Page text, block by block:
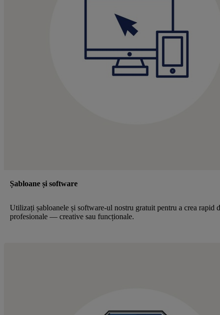
Șabloane și software
Utilizați șabloanele și software-ul nostru gratuit pentru a crea rapid
profesionale — creative sau funcționale.